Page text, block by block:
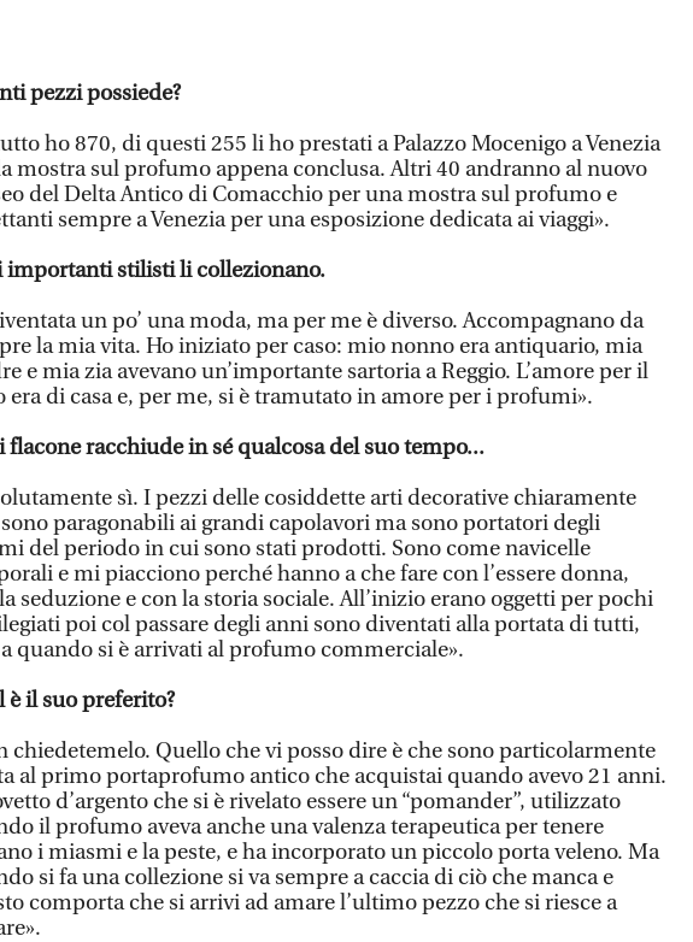
pezzi possiede?
ho 870, di questi 255 li ho prestati a Palazzo Mocenigo a Venezia
mostra sul profumo appena conclusa. Altri 40 andranno al nuovo
del Delta Antico di Comacchio per una mostra sul profumo e
sempre a Venezia per una esposizione dedicata ai viaggi».
importanti stilisti li collezionano.
un po’ una moda, ma per me è diverso. Accompagnano da
la mia vita. Ho iniziato per caso: mio nonno era antiquario, mia
e mia zia avevano un’importante sartoria a Reggio. L’amore per il
era di casa e, per me, si è tramutato in amore per i profumi».
flacone racchiude in sé qualcosa del suo tempo...
sì. I pezzi delle cosiddette arti decorative chiaramente
paragonabili ai grandi capolavori ma sono portatori degli
del periodo in cui sono stati prodotti. Sono come navicelle
e mi piacciono perché hanno a che fare con l’essere donna,
seduzione e con la storia sociale. All’inizio erano oggetti per pochi
poi col passare degli anni sono diventati alla portata di tutti,
quando si è arrivati al profumo commerciale».
è il suo preferito?
chiedetemelo. Quello che vi posso dire è che sono particolarmente
al primo portaprofumo antico che acquistai quando avevo 21 anni.
d’argento che si è rivelato essere un “pomander”, utilizzato
il profumo aveva anche una valenza terapeutica per tenere
i miasmi e la peste, e ha incorporato un piccolo porta veleno. Ma
si fa una collezione si va sempre a caccia di ciò che manca e
comporta che si arrivi ad amare l’ultimo pezzo che si riesce a